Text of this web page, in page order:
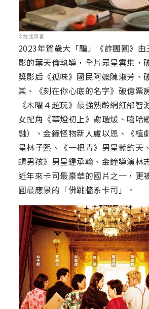
©台北双喜
2023年賀歲大「騙」《詐團圓》由
影的葉天倫執導，全片眾星雲集，
獎影后《孤味》國民阿嬤陳淑芳、
棠、《刻在你心底的名字》破億票
《木曜４超玩》最強熟齡網紅邰智
女配角《華燈初上》謝瓊煖、嘻哈
融）、金鐘怪物新人盧以恩、《植
星林子熙、《一把青》男星藍鈞天
蝟男孩》男星鍾承翰、金鐘導演林
近年來卡司最豪華的國片之一，更
圓最應景的「佛跳牆系卡司」。